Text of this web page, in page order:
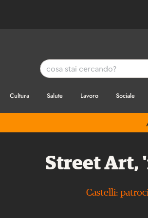
Cultura Salute Lavoro Sociale
Street Art,
Castelli: